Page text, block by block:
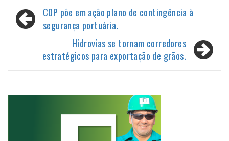
Navegação
de
CDP põe em ação plano de contingência à
segurança portuária.
Hidrovias se tornam corredores
estratégicos para exportação de grãos.